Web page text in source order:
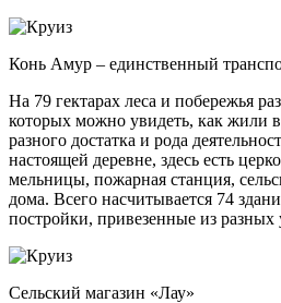
Конь Амур – единственный
На 79 гектарах леса и побережья
которых можно увидеть, как жили
разного достатка и рода
настоящей деревне, здесь есть
мельницы, пожарная станция,
дома. Всего насчитывается 74
постройки, привезенные из разных
Сельский магазин «Лау»